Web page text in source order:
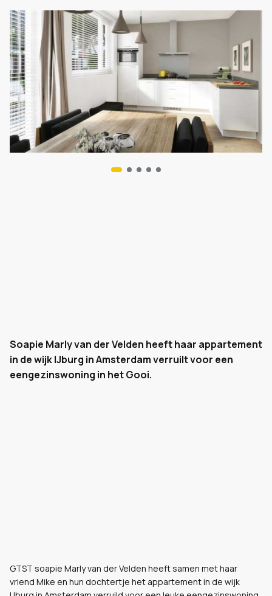
Soapie Marly van der Velden heeft haar appartement
in de wijk IJburg in Amsterdam verruilt voor een
eengezinswoning in het Gooi.
GTST soapie Marly van der Velden heeft samen met haar
vriend Mike en hun dochtertje het appartement in de wijk